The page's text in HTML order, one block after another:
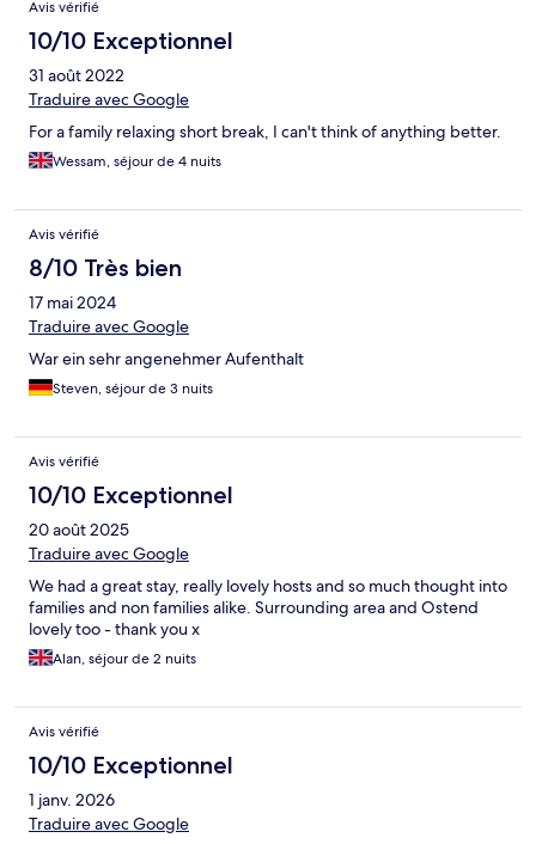
Avis vérifié
10/10 Exceptionnel
31 août 2022
Traduire avec Google
For a family relaxing short break, I can't think of anything better.
Wessam, séjour de 4 nuits
Avis vérifié
8/10 Très bien
17 mai 2024
Traduire avec Google
War ein sehr angenehmer Aufenthalt
Steven, séjour de 3 nuits
Avis vérifié
10/10 Exceptionnel
20 août 2025
Traduire avec Google
We had a great stay, really lovely hosts and so much thought into
families and non families alike. Surrounding area and Ostend
lovely too - thank you x
Alan, séjour de 2 nuits
Avis vérifié
10/10 Exceptionnel
1 janv. 2026
Traduire avec Google